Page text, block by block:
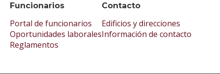
Funcionarios
Portal de funcionarios
Oportunidades laborales
Reglamentos
Contacto
Edificios y direcciones
Información de contacto